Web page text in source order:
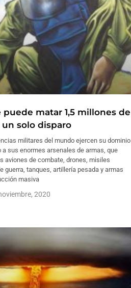
puede matar 1,5 millones de
solo disparo
militares del mundo ejercen su dominio
a sus enormes arsenales de armas, que
aviones de combate, drones, misiles
guerra, tanques, artillería pesada y armas
masiva
2020